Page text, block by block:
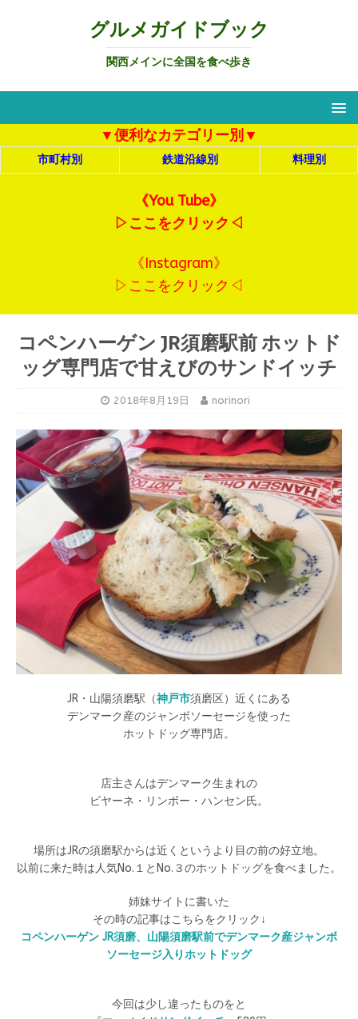
グルメガイドブック
関西メインに全国を食べ歩き
▼便利なカテゴリー別▼
市町村別 鉄道沿線別 料理別
《You Tube》
▷ここをクリック◁
《Instagram》
▷ここをクリック◁
コペンハーゲン JR須磨駅前 ホットド
ッグ専門店で甘えびのサンドイッチ
2018年8月19日 norinori
JR・山陽須磨駅（神戸市須磨区）近くにある
デンマーク産のジャンボソーセージを使った
ホットドッグ専門店。
店主さんはデンマーク生まれの
ビヤーネ・リンボー・ハンセン氏。
場所はJRの須磨駅からは近くというより目の前の好立地。
以前に来た時は人気No.１とNo.３のホットドッグを食べました。
姉妹サイトに書いた
その時の記事はこちらをクリック↓
コペンハーゲン JR須磨、山陽須磨駅前でデンマーク産ジャンボ
ソーセージ入りホットドッグ
今回は少し違ったものをと